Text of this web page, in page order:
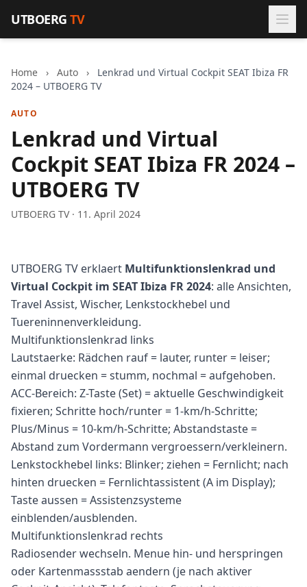
UTBOERGTV
Home › Auto ›
Lenkrad und Virtual Cockpit SEAT Ibiza FR
2024 – UTBOERG TV
AUTO
Lenkrad und Virtual
Cockpit SEAT Ibiza FR 2024 –
UTBOERG TV
UTBOERG TV · 11. April 2024
UTBOERG TV erklaert Multifunktionslenkrad und
Virtual Cockpit im SEAT Ibiza FR 2024: alle Ansichten,
Travel Assist, Wischer, Lenkstockhebel und
Tuereninnenverkleidung.
Multifunktionslenkrad links
Lautstaerke: Rädchen rauf = lauter, runter = leiser;
einmal druecken = stumm, nochmal = aufgehoben.
ACC-Bereich: Z-Taste (Set) = aktuelle Geschwindigkeit
fixieren; Schritte hoch/runter = 1-km/h-Schritte;
Plus/Minus = 10-km/h-Schritte; Abstandstaste =
Abstand zum Vordermann vergroessern/verkleinern.
Lenkstockhebel links: Blinker; ziehen = Fernlicht; nach
hinten druecken = Fernlichtassistent (A im Display);
Taste aussen = Assistenzsysteme
einblenden/ausblenden.
Multifunktionslenkrad rechts
Radiosender wechseln. Menue hin- und herspringen
oder Kartenmassstab aendern (je nach aktiver